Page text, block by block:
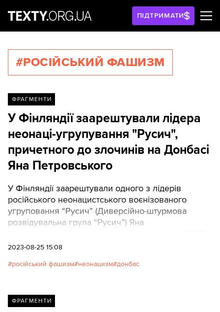
ПІДТРИМАТИ
#РОСІЙСЬКИЙ ФАШИЗМ
ФРАГМЕНТИ
У Фінляндії заарештували лідера
неонаці-угрупування "Русич",
причетного до злочинів на Донбасі
Яна Петровського
У Фінляндії заарештували одного з лідерів
російського неонацистського воєнізованого
угруповання “Русич” (Диверсійно-штурмова
розвідувальна група “Русич”) Яна
передає Мілітарний.
2023-08-25 15:08
російський фашизм неонацизм донбас
ФРАГМЕНТИ